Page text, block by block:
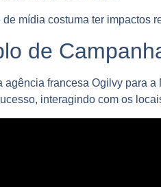
de mídia costuma ter impactos
de
agência francesa Ogilvy para
interagindo com os